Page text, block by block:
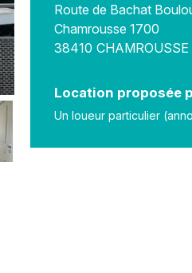
Route de Bachat
Chamrousse 1700
38410 CHAMROUSSE
Location proposée
Un loueur particulier